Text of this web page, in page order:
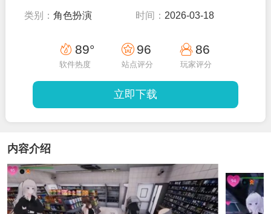
类别：角色扮演 时间： 2026-03-18
89°
软件热度
96
站点评分
86
玩家评分
立即下载
内容介绍